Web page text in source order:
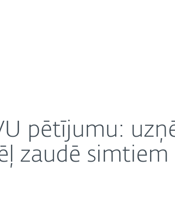
pētījumu:
zaudē